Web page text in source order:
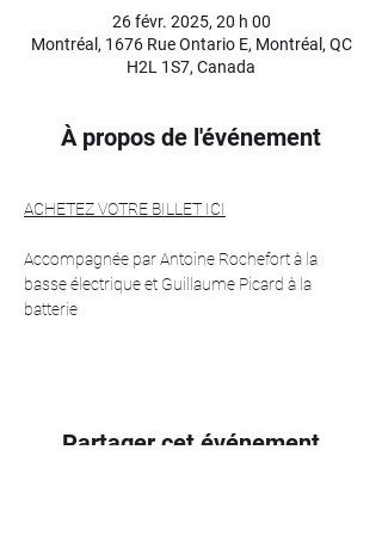
26 févr. 2025, 20 h 00
Montréal, 1676 Rue Ontario E, Montréal, QC
H2L 1S7, Canada
À propos de l'événement
ACHETEZ VOTRE BILLET ICI
Accompagnée par Antoine Rochefort à la
basse électrique et Guillaume Picard à la
batterie
Partager cet événement